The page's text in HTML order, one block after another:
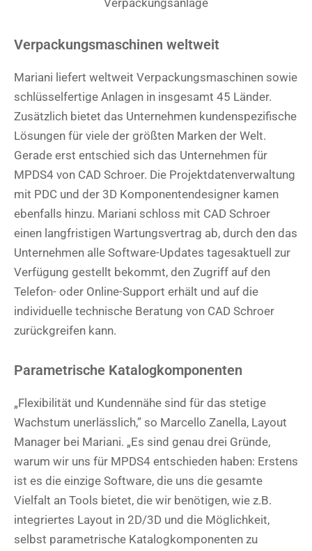
Verpackungsmaschinen weltweit
Mariani liefert weltweit Verpackungsmaschinen sowie
schlüsselfertige Anlagen in insgesamt 45 Länder.
Zusätzlich bietet das Unternehmen kundenspezifische
Lösungen für viele der größten Marken der Welt.
Gerade erst entschied sich das Unternehmen für
MPDS4 von CAD Schroer. Die Projektdatenverwaltung
mit PDC und der 3D Komponentendesigner kamen
ebenfalls hinzu. Mariani schloss mit CAD Schroer
einen langfristigen Wartungsvertrag ab, durch den das
Unternehmen alle Software-Updates tagesaktuell zur
Verfügung gestellt bekommt, den Zugriff auf den
Telefon- oder Online-Support erhält und auf die
individuelle technische Beratung von CAD Schroer
zurückgreifen kann.
Parametrische Katalogkomponenten
„Flexibilität und Kundennähe sind für das stetige
Wachstum unerlässlich,” so Marcello Zanella, Layout
Manager bei Mariani. „Es sind genau drei Gründe,
warum wir uns für MPDS4 entschieden haben: Erstens
ist es die einzige Software, die uns die gesamte
Vielfalt an Tools bietet, die wir benötigen, wie z.B.
integriertes Layout in 2D/3D und die Möglichkeit,
selbst parametrische Katalogkomponenten zu